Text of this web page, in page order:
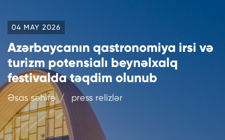
04 MAY 2026
Azərbaycanın qastronomiya irsi və
turizm potensialı beynəlxalq
festivalda təqdim olunub
Əsas səhifə press relizlər